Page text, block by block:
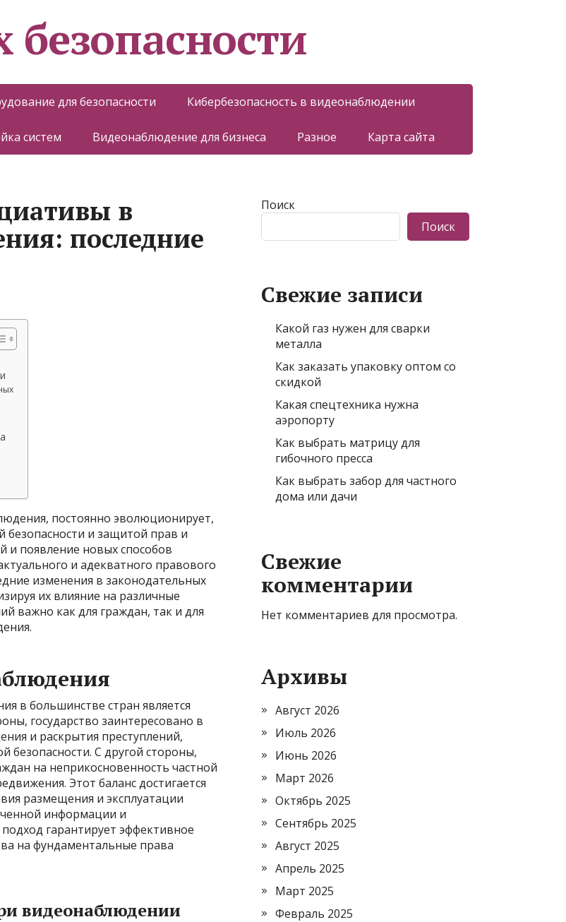
безопасности
для безопасности Кибербезопасность в видеонаблюдении
систем Видеонаблюдение для бизнеса Разное Карта сайта
в
последние
постоянно эволюционирует,
безопасности и защитой прав и
и появление новых способов
и адекватного правового
изменения в законодательных
их влияние на различные
важно как для граждан, так и для
в большинстве стран является
государство заинтересовано в
и раскрытия преступлений,
безопасности. С другой стороны,
на неприкосновенность частной
Этот баланс достигается
размещения и эксплуатации
информации и
гарантирует эффективное
на фундаментальные права
видеонаблюдении
Поиск
Поиск
Свежие записи
Какой газ нужен для сварки
металла
Как заказать упаковку оптом со
скидкой
Какая спецтехника нужна
аэропорту
Как выбрать матрицу для
гибочного пресса
Как выбрать забор для частного
дома или дачи
Свежие
комментарии
Нет комментариев для просмотра.
Архивы
Август 2026
Июль 2026
Июнь 2026
Март 2026
Октябрь 2025
Сентябрь 2025
Август 2025
Апрель 2025
Март 2025
Февраль 2025